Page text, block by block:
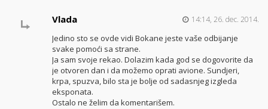
Vlada 14:14, 26. dec. 2014.
Jedino sto se ovde vidi Bokane jeste vaše odbijanje
svake pomoći sa strane.
Ja sam svoje rekao. Dolazim kada god se dogovorite da
je otvoren dan i da možemo oprati avione. Sundjeri,
krpa, spuzva, bilo sta je bolje od sadasnjeg izgleda
eksponata.
Ostalo ne želim da komentarišem.